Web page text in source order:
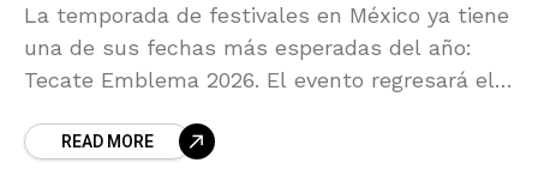
La temporada de festivales en México ya tiene
una de sus fechas más esperadas del año:
Tecate Emblema 2026. El evento regresará el
READ MORE